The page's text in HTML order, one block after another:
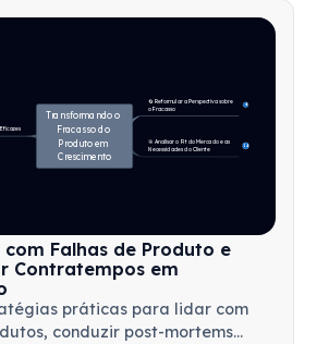
🔄 Reformular a Perspectiva sobre
o Fracasso
4
🎯 Analisar o Fit do Mercado e as
Necessidades do Cliente
14
Transformando o
Fracasso do
Produto em
Crescimento
Falhas de Produto e
Contratempos em
práticas para lidar com
conduzir post-mortems